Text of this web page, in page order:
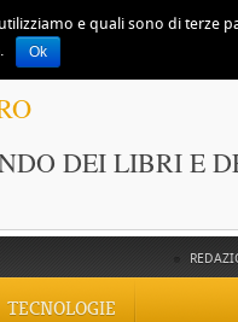
DEI LIBRI E
TECNOLOGIE
e quali sono di terze
Ok